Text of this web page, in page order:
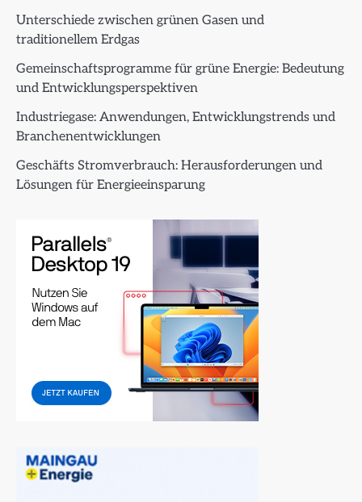
Unterschiede zwischen grünen Gasen und
traditionellem Erdgas
Gemeinschaftsprogramme für grüne Energie: Bedeutung
und Entwicklungsperspektiven
Industriegase: Anwendungen, Entwicklungstrends und
Branchenentwicklungen
Geschäfts Stromverbrauch: Herausforderungen und
Lösungen für Energieeinsparung